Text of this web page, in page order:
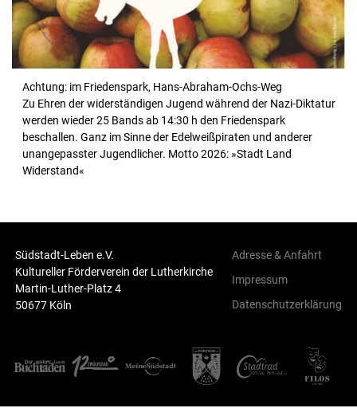
Achtung: im Friedenspark, Hans-Abraham-Ochs-Weg
Zu Ehren der widerständigen Jugend während der Nazi-Diktatur
werden wieder 25 Bands ab 14:30 h den Friedenspark
beschallen. Ganz im Sinne der Edelweißpiraten und anderer
unangepasster Jugendlicher. Motto 2026: »Stadt Land
Widerstand«
Südstadt-Leben e.V.
Kultureller Förderverein der Lutherkirche
Martin-Luther-Platz 4
50677 Köln
Adresse & Anfahrt
Impressum
Datenschutzerklärung